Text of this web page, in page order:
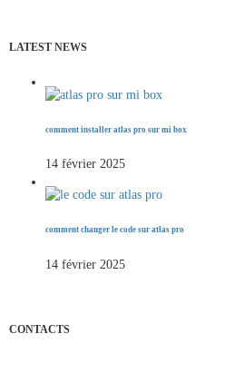
LATEST NEWS
comment installer atlas pro sur mi box
14 février 2025
comment changer le code sur atlas pro
14 février 2025
CONTACTS